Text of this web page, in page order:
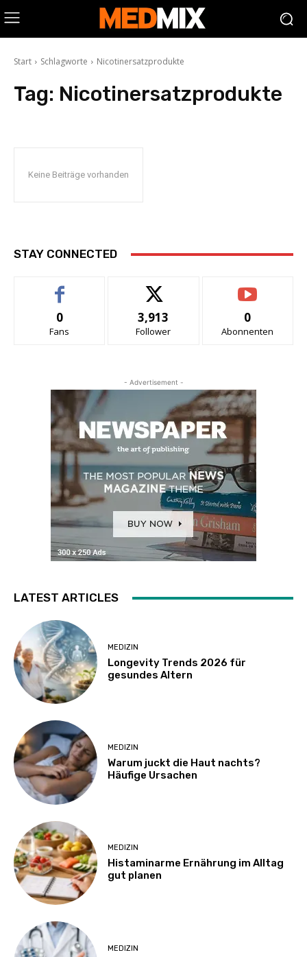
Start Schlagworte Nicotinersatzprodukte
Tag: Nicotinersatzprodukte
Keine Beiträge vorhanden
STAY CONNECTED
0
Fans
3,913
Follower
0
Abonnenten
- Advertisement -
LATEST ARTICLES
MEDIZIN
Longevity Trends 2026 für
gesundes Altern
MEDIZIN
Warum juckt die Haut nachts?
Häufige Ursachen
MEDIZIN
Histaminarme Ernährung im Alltag
gut planen
MEDIZIN